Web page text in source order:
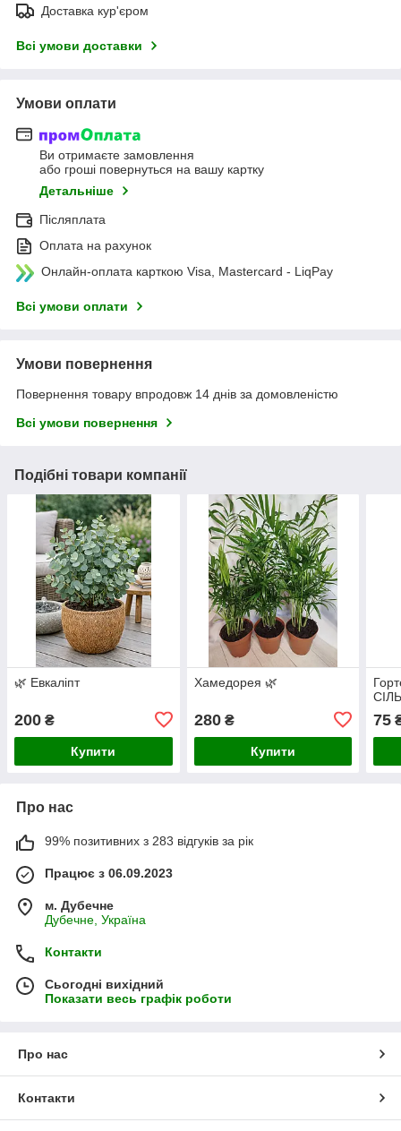
Доставка кур'єром
Всі умови доставки
Умови оплати
Ви отримаєте замовлення
або гроші повернуться на вашу картку
Детальніше
Післяплата
Оплата на рахунок
Онлайн-оплата карткою Visa, Mastercard - LiqPay
Всі умови оплати
Умови повернення
Повернення товару впродовж 14 днів за домовленістю
Всі умови повернення
Подібні товари компанії
🌿 Евкаліпт
200 ₴
Купити
Хамедорея 🌿
280₴
Купити
75
Про нас
99% позитивних з 283 відгуків за рік
Працює з 06.09.2023
м. Дубечне
Дубечне, Україна
Контакти
Сьогодні вихідний
Показати весь графік роботи
Про нас
Контакти